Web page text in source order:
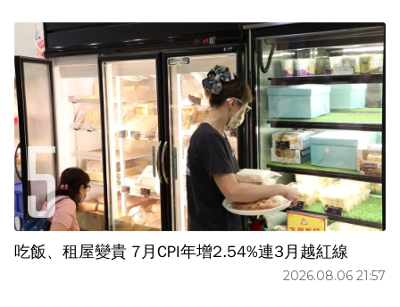
吃飯、租屋變貴 7月CPI年增2.54%連3月越紅線
2026.08.06 21:57